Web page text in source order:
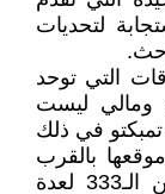
لتحديات
التي توحد
ومالي ليست
في ذلك
بالقرب
من النيجر. كانت مدينة الأولياء الصالحين الـ333 لعدة